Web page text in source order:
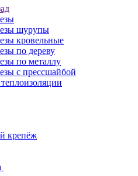
шурупы
кровельные
по дереву
по металлу
с прессшайбой
крепёж